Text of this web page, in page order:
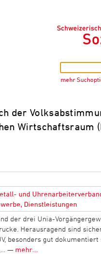
mehr
der
Wirtschaftsraum
und
Dienstleistungen
der drei Unia-
Herausragend sind
besonders gut dokumentiert
— mehr...